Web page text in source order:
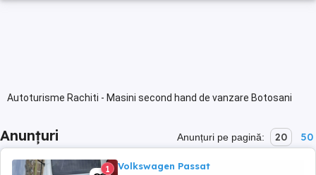
Autoturisme Rachiti - Masini second hand de vanzare Botosani
Anunțuri Anunțuri pe pagină: 20 50
1 Volkswagen Passat